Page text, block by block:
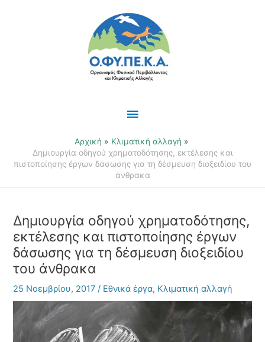
Κύριο
Μενού
Αρχική
Κλιματική αλλαγή
Δημιουργία οδηγού χρηματοδότησης, εκτέλεσης και
πιστοποίησης έργων δάσωσης για τη δέσμευση διοξειδίου του
άνθρακα
Δημιουργία οδηγού χρηματοδότησης,
εκτέλεσης και πιστοποίησης έργων
δάσωσης για τη δέσμευση διοξειδίου
του άνθρακα
25 Νοεμβρίου, 2017/ Εθνικά έργα, Κλιματική αλλαγή